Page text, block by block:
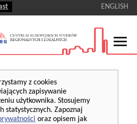
ENGLISH
z cookies
zapisywanie
użytkownika. Stosujemy
statystycznych. Zapoznaj
oraz opisem jak